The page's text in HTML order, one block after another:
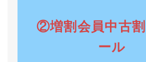
②増割会員中古
ール